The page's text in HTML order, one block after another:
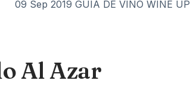
09 Sep 2019 GUIA DE VINO WINE UP
Al Azar